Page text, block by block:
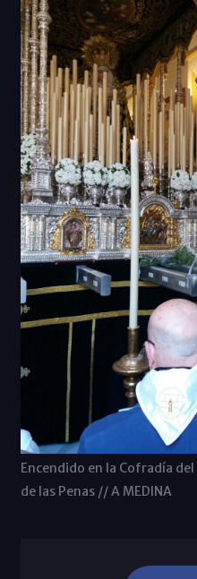
Encendido en la Cofradía
de las Penas // A MEDINA